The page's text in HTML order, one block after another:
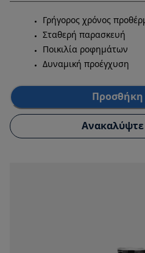
Γρήγορος χρόνος
Σταθερή παρασκευή
Ποικιλία ροφημάτων
Δυναμική προέγχυση
Προσθήκη
Ανακαλύψτε